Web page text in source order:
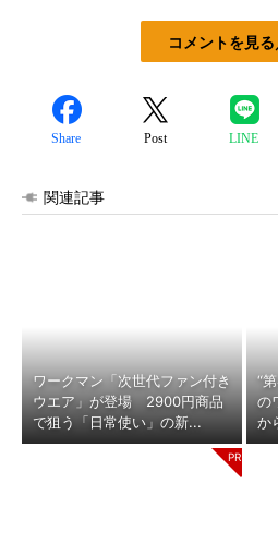
コメントを見る
Share Post LINE
関連記事
ワークマン「次世代ファン付き
ウエア」が登場 2900円商品
で狙う「日常使い」の新...
“
の
か